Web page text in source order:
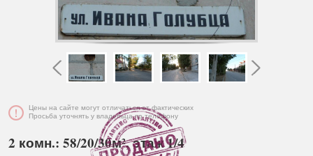
Цены на сайте могут отличаться от фактических
Просьба уточнять у владельца по телефону
2 комн.: 58/20/30м², этаж 1/4